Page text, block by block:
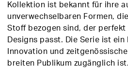
Kollektion ist bekannt für ihre
unverwechselbaren Formen,
Stoff bezogen sind, der perfekt
Designs passt. Die Serie ist ein
Innovation und
breiten Publikum zugänglich